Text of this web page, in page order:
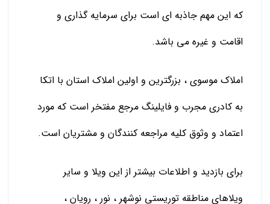
که این مهم جاذبه ای است برای سرمایه گذاری و
اقامت و غیره می باشد.
املاک موسوی ، بزرگترین و اولین املاک استان با اتکا
به کادری مجرب و فایلینگ مرجع مفتخر است که مورد
اعتماد و وثوق کلیه مراجعه کنندگان و مشتریان است.
برای بازدید و اطلاعات بیشتر از این ویلا و سایر
ویلاهای مناطقه توریستی نوشهر ، نور ، رویان ،